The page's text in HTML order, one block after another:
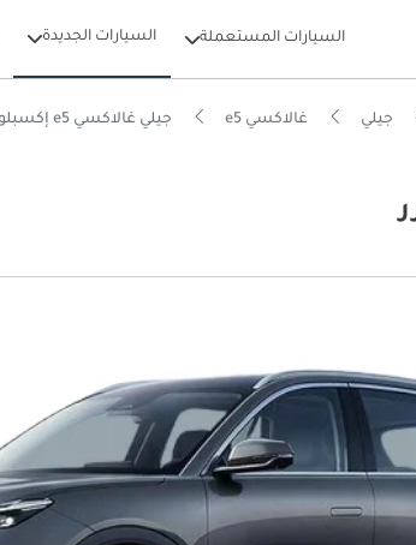
السيارات المستعملة السيارات الجديدة
جيلي غالاكسي e5 جيلي غالاكسي e5 إكسبلورر